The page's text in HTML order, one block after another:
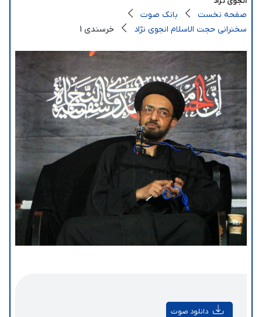
صفحه نخست
بانک صوت
سخنرانی حجت الاسلام انجوی نژاد
خرسندی 1
دانلود صوت